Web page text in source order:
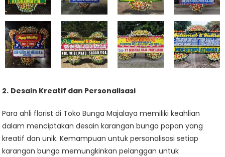
2. Desain Kreatif dan Personalisasi
Para ahli florist di Toko Bunga Majalaya memiliki keahlian
dalam menciptakan desain karangan bunga papan yang
kreatif dan unik. Kemampuan untuk personalisasi setiap
karangan bunga memungkinkan pelanggan untuk